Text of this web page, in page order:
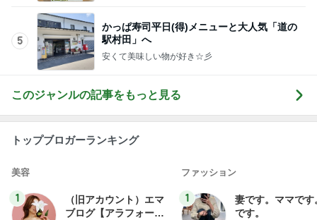
5
かっぱ寿司平日(得)メニューと大人気「道の
駅村田」へ
安くて美味しい物が好き☆彡
このジャンルの記事をもっと見る
トップブロガーランキング
美容
1
（旧アカウント）エマ
ブログ【アラフォー会
ファッション
1
妻です。ママです
です。